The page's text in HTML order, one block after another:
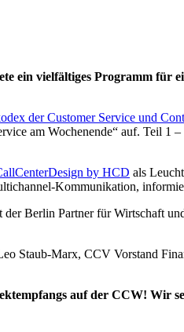
ein vielfältiges Programm
der Customer Service und
am Wochenende“ auf. Teil 1
by HCD als
Kommunikation,
Berlin Partner für Wirtschaft
Staub-Marx, CCV Vorstand
auf der CCW! Wir